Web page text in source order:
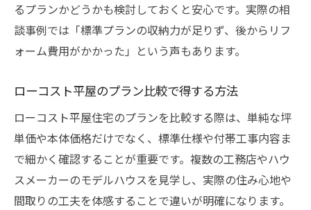
るプランかどうかも検討しておくと安心です。実際の相
談事例では「標準プランの収納力が足りず、後からリフ
ォーム費用がかかった」という声もあります。
ローコスト平屋のプラン比較で得する方法
ローコスト平屋住宅のプランを比較する際は、単純な坪
単価や本体価格だけでなく、標準仕様や付帯工事内容ま
で細かく確認することが重要です。複数の工務店やハウ
スメーカーのモデルハウスを見学し、実際の住み心地や
間取りの工夫を体感することで違いが明確になります。